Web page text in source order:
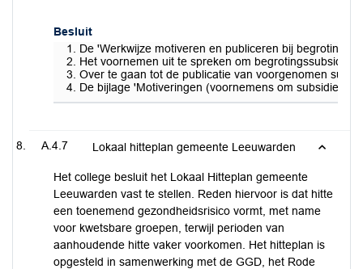
Besluit
De 'Werkwijze motiveren en publiceren bij
Het voornemen uit te spreken om
Over te gaan tot de publicatie van voorgenomen
De bijlage 'Motiveringen (voornemens om subsidie te
A.4.7 Lokaal hitteplan gemeente Leeuwarden
Het college besluit het Lokaal Hitteplan gemeente
Leeuwarden vast te stellen. Reden hiervoor is dat hitte
een toenemend gezondheidsrisico vormt, met name
voor kwetsbare groepen, terwijl perioden van
aanhoudende hitte vaker voorkomen. Het hitteplan is
opgesteld in samenwerking met de GGD, het Rode